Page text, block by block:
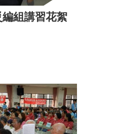
組講習花絮